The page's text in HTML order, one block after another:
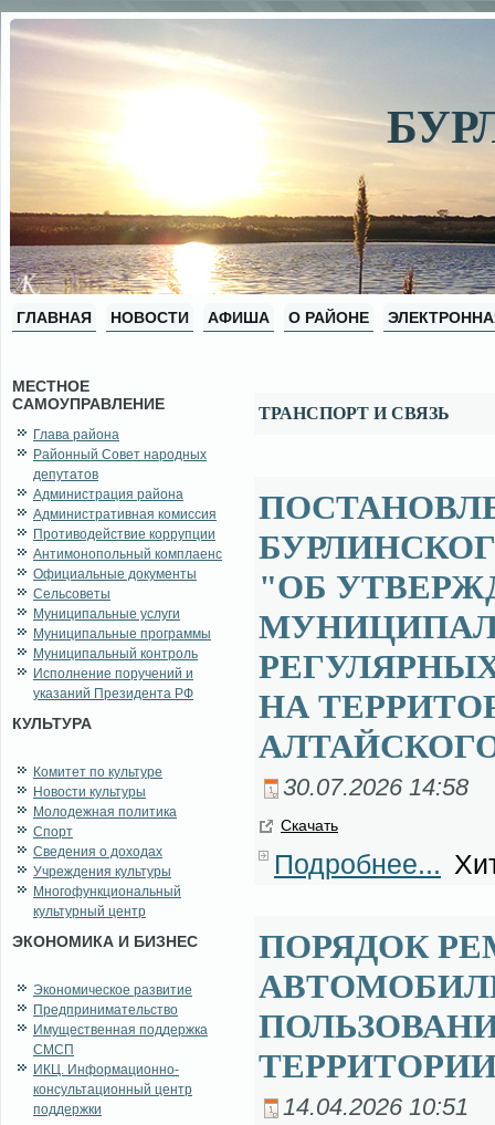
ГЛАВНАЯ НОВОСТИ АФИША О РАЙОНЕ
МЕСТНОЕ
САМОУПРАВЛЕНИЕ
Глава района
Районный Совет народных
депутатов
Администрация района
Административная комиссия
Противодействие коррупции
Антимонопольный комплаенс
Официальные документы
Сельсоветы
Муниципальные услуги
Муниципальные программы
Муниципальный контроль
Исполнение поручений и
указаний Президента РФ
КУЛЬТУРА
Комитет по культуре
Новости культуры
Молодежная политика
Спорт
Сведения о доходах
Учреждения культуры
Многофункциональный
культурный центр
ЭКОНОМИКА И БИЗНЕС
Экономическое развитие
Предпринимательство
Имущественная поддержка
СМСП
ИКЦ. Информационно-
консультационный центр
поддержки
ТРАНСПОРТ И СВЯЗЬ
"ОБ
НА
30.07.2026 14:58
Ска­чать
Подробнее...
ПОРЯДОК
14.04.2026 10:51